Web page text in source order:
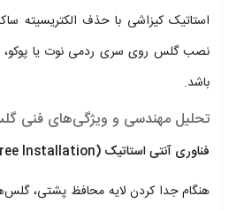
استاتیک کیزاشی با حذف الکتریسیته
نصب گلس روی سری ردمی نوت یا پوکو،
باشد.
تحلیل مهندسی و ویژگی‌های فنی
فناوری آنتی استاتیک (Dust-Free Installation):
هنگام جدا کردن لایه محافظ پشتی،